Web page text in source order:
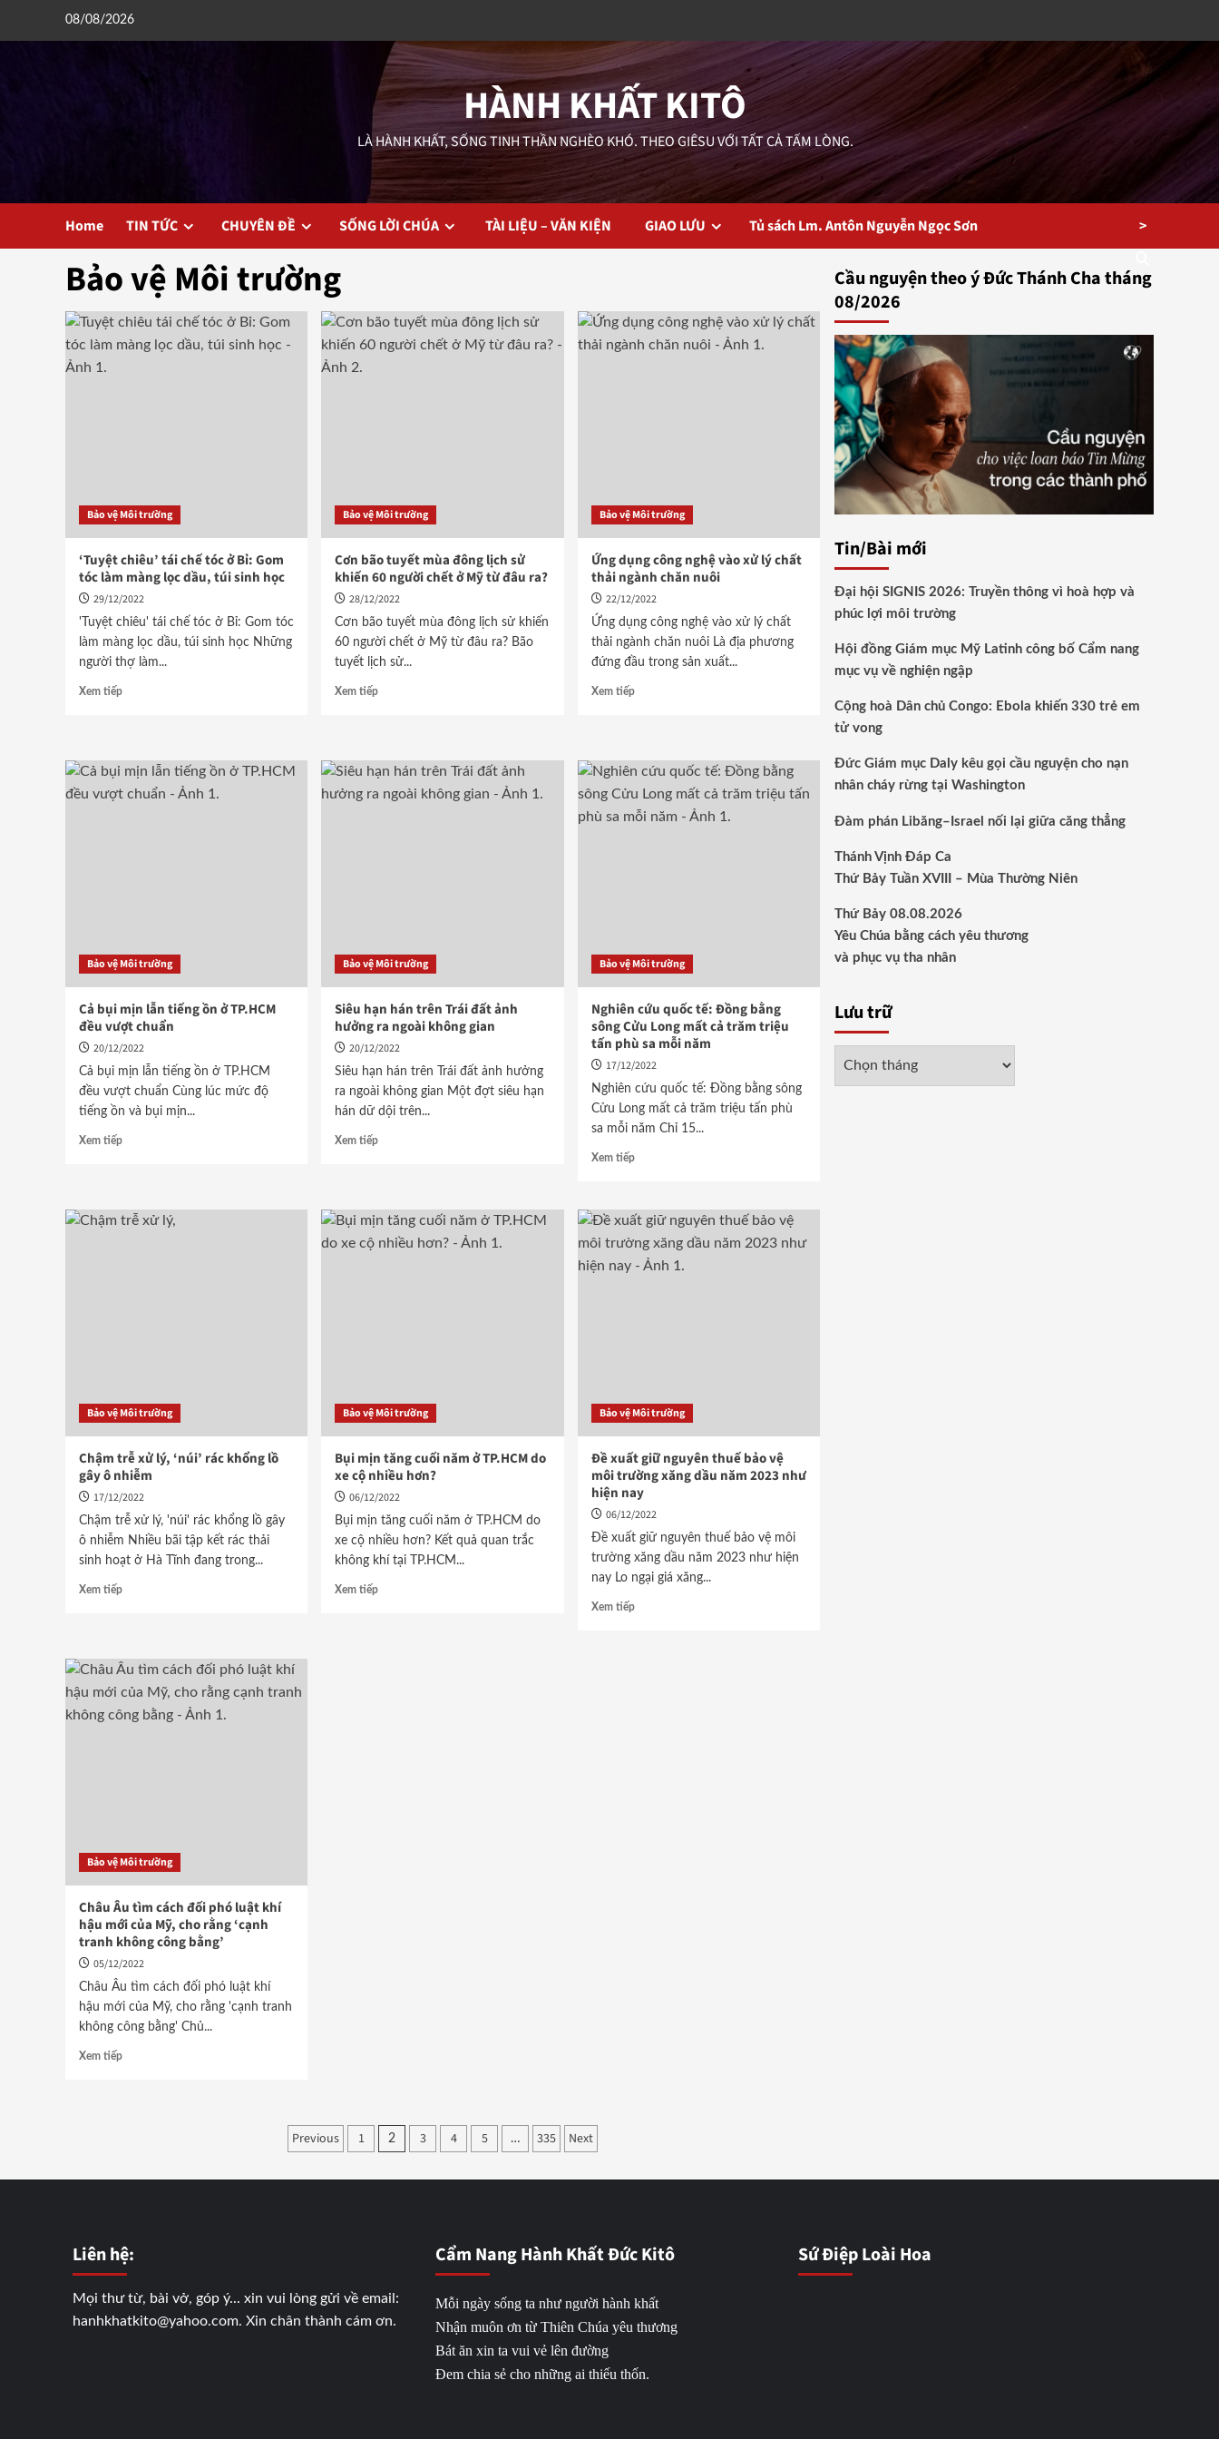
08/08/2026
HÀNH KHẤT KITÔ
LÀ HÀNH KHẤT, SỐNG TINH THẦN NGHÈO KHÓ. THEO GIÊSU VỚI TẤT CẢ TẤM LÒNG.
Home TIN TỨC CHUYÊN ĐỀ SỐNG LỜI CHÚA TÀI LIỆU – VĂN KIỆN GIAO LƯU Tủ sách Lm. Antôn Nguyễn Ngọc Sơn >
Bảo vệ Môi trường
Bảo vệ Môi trường
‘Tuyệt chiêu’ tái chế tóc ở Bỉ: Gom
tóc làm màng lọc dầu, túi sinh học
29/12/2022
'Tuyệt chiêu' tái chế tóc ở Bỉ: Gom tóc
làm màng lọc dầu, túi sinh học Những
người thợ làm...
Xem tiếp
Bảo vệ Môi trường
Cơn bão tuyết mùa đông lịch sử
khiến 60 người chết ở Mỹ từ đâu ra?
28/12/2022
Cơn bão tuyết mùa đông lịch sử khiến
60 người chết ở Mỹ từ đâu ra? Bão
tuyết lịch sử...
Xem tiếp
Bảo vệ Môi trường
Ứng dụng công nghệ vào xử lý chất
thải ngành chăn nuôi
22/12/2022
Ứng dụng công nghệ vào xử lý chất
thải ngành chăn nuôi Là địa phương
đứng đầu trong sản xuất...
Xem tiếp
Bảo vệ Môi trường
Cả bụi mịn lẫn tiếng ồn ở TP.HCM
đều vượt chuẩn
20/12/2022
Cả bụi mịn lẫn tiếng ồn ở TP.HCM
đều vượt chuẩn Cùng lúc mức độ
tiếng ồn và bụi mịn...
Xem tiếp
Bảo vệ Môi trường
Siêu hạn hán trên Trái đất ảnh
hưởng ra ngoài không gian
20/12/2022
Siêu hạn hán trên Trái đất ảnh hưởng
ra ngoài không gian Một đợt siêu hạn
hán dữ dội trên...
Xem tiếp
Bảo vệ Môi trường
Nghiên cứu quốc tế: Đồng bằng
sông Cửu Long mất cả trăm triệu
tấn phù sa mỗi năm
17/12/2022
Nghiên cứu quốc tế: Đồng bằng sông
Cửu Long mất cả trăm triệu tấn phù
sa mỗi năm Chỉ 15...
Xem tiếp
Bảo vệ Môi trường
Chậm trễ xử lý, ‘núi’ rác khổng lồ
gây ô nhiễm
17/12/2022
Chậm trễ xử lý, 'núi' rác khổng lồ gây
ô nhiễm Nhiều bãi tập kết rác thải
sinh hoạt ở Hà Tĩnh đang trong...
Xem tiếp
Bảo vệ Môi trường
Bụi mịn tăng cuối năm ở TP.HCM do
xe cộ nhiều hơn?
06/12/2022
Bụi mịn tăng cuối năm ở TP.HCM do
xe cộ nhiều hơn? Kết quả quan trắc
không khí tại TP.HCM...
Xem tiếp
Bảo vệ Môi trường
Đề xuất giữ nguyên thuế bảo vệ
môi trường xăng dầu năm 2023 như
hiện nay
06/12/2022
Đề xuất giữ nguyên thuế bảo vệ môi
trường xăng dầu năm 2023 như hiện
nay Lo ngại giá xăng...
Xem tiếp
Bảo vệ Môi trường
Châu Âu tìm cách đối phó luật khí
hậu mới của Mỹ, cho rằng ‘cạnh
tranh không công bằng’
05/12/2022
Châu Âu tìm cách đối phó luật khí
hậu mới của Mỹ, cho rằng 'cạnh tranh
không công bằng' Chủ...
Xem tiếp
Phân
trang
Previous 1 2 3 4 5 … 335 Next
Cầu nguyện theo ý Đức Thánh Cha tháng
08/2026
Tin/Bài mới
Đại hội SIGNIS 2026: Truyền thông vì hoà hợp và
phúc lợi môi trường
Hội đồng Giám mục Mỹ Latinh công bố Cẩm nang
mục vụ về nghiện ngập
Cộng hoà Dân chủ Congo: Ebola khiến 330 trẻ em
tử vong
Đức Giám mục Daly kêu gọi cầu nguyện cho nạn
nhân cháy rừng tại Washington
Đàm phán Libăng–Israel nối lại giữa căng thẳng
Thánh Vịnh Đáp Ca
Thứ Bảy Tuần XVIII – Mùa Thường Niên
Thứ Bảy 08.08.2026
Yêu Chúa bằng cách yêu thương
và phục vụ tha nhân
Lưu trữ
Liên hệ:
Mọi thư từ, bài vở, góp ý... xin vui lòng gửi về email:
hanhkhatkito@yahoo.com. Xin chân thành cám ơn.
Cẩm Nang Hành Khất Đức Kitô
Mỗi ngày sống ta như người hành khất
Nhận muôn ơn từ Thiên Chúa yêu thương
Bát ăn xin ta vui vẻ lên đường
Đem chia sẻ cho những ai thiếu thốn.
Sứ Điệp Loài Hoa